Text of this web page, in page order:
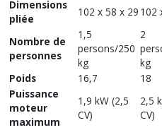
Dimensions
pliée
102 x 58 x 29 102
Nombre de
personnes
1,5
persons/250
kg
2
kg
Poids
16,7 18
Puissance
moteur
maximum
1,9 kW (2,5
CV)
2,5
CV)